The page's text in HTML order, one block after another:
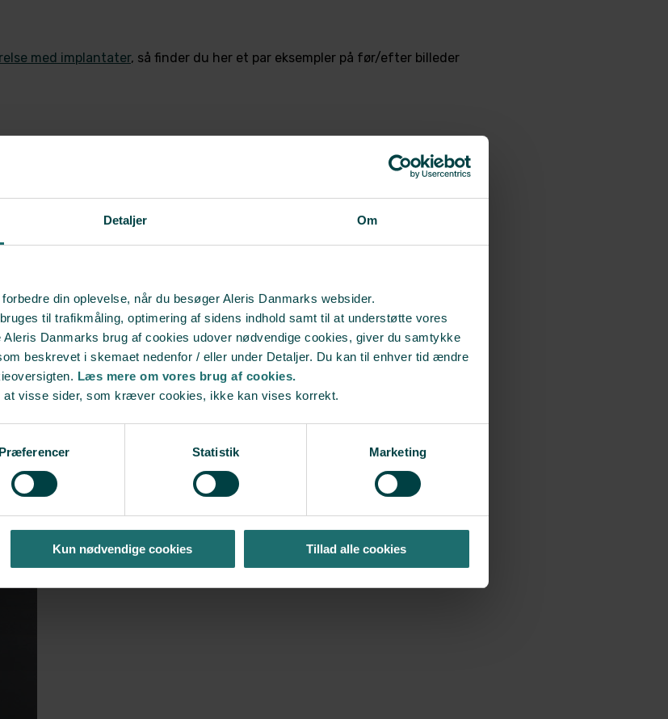
Detaljer Om
din oplevelse, når du besøger Aleris Danmarks websider.
til trafikmåling, optimering af sidens indhold samt til at understøtte vores
Danmarks brug af cookies udover nødvendige cookies, giver du samtykke
beskrevet i skemaet nedenfor / eller under Detaljer. Du kan til enhver tid ændre
Læs mere om vores brug af cookies.
at visse sider, som kræver cookies, ikke kan vises korrekt.
Præferencer Statistik Marketing
Kun nødvendige cookies Tillad alle cookies
med implantater, så finder du her et par eksempler på før/efter billeder
højde og høj profil, lagt under brystmusklen
under brystmusklen